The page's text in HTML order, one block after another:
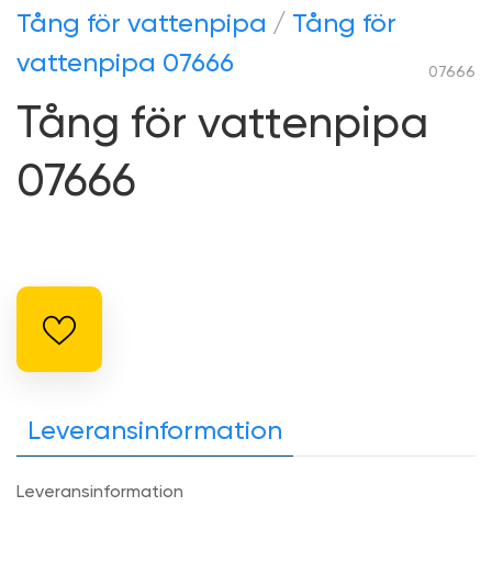
Tång för vattenpipa
Tång för
vattenpipa 07666
07666
Tång för vattenpipa
07666
Leveransinformation
Leveransinformation